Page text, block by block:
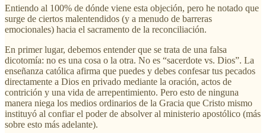
Entiendo al 100% de dónde viene esta objeción, pero he notado que
surge de ciertos malentendidos (y a menudo de barreras
emocionales) hacia el sacramento de la reconciliación.
En primer lugar, debemos entender que se trata de una falsa
dicotomía: no es una cosa o la otra. No es “sacerdote vs. Dios”. La
enseñanza católica afirma que puedes y debes confesar tus pecados
directamente a Dios en privado mediante la oración, actos de
contrición y una vida de arrepentimiento. Pero esto de ninguna
manera niega los medios ordinarios de la Gracia que Cristo mismo
instituyó al confiar el poder de absolver al ministerio apostólico (más
sobre esto más adelante).